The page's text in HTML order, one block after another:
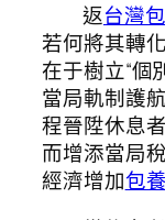
返台灣
若何將其轉
在于樹立“
當局軌制護
程晉陞休息
而增添當局
經濟增加包養